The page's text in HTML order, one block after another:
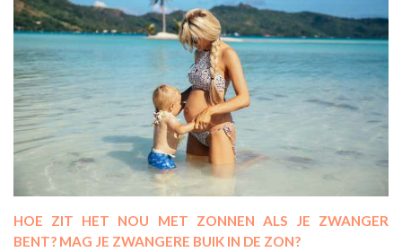
HOE ZIT HET NOU MET ZONNEN ALS JE ZWANGER
BENT? MAG JE ZWANGERE BUIK IN DE ZON?